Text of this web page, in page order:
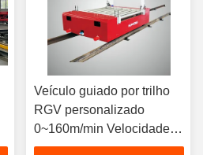
Veículo guiado por trilho
RGV personalizado
0~160m/min Velocidade
Controle de frequência